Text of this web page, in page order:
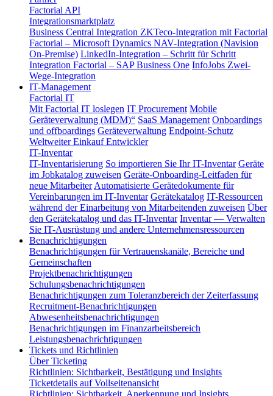
Factorial API
Integrationsmarktplatz
Business Central Integration ZKTeco-Integration mit Factorial
Factorial – Microsoft Dynamics NAV-Integration (Navision
On-Premise) LinkedIn-Integration – Schritt für Schritt
Integration Factorial – SAP Business One InfoJobs Zwei-
Wege-Integration
IT-Management
Factorial IT
Mit Factorial IT loslegen IT Procurement Mobile
Geräteverwaltung (MDM)“ SaaS Management Onboardings
und offboardings Geräteverwaltung Endpoint-Schutz
Weltweiter EinkaufEntwickler
IT-Inventar
IT-Inventarisierung So importieren Sie Ihr IT-Inventar Geräte
im Jobkatalog zuweisen Geräte-Onboarding-Leitfaden für
neue Mitarbeiter Automatisierte Gerätedokumente für
Vereinbarungen im IT-Inventar Gerätekatalog IT-Ressourcen
während der Einarbeitung von Mitarbeitenden zuweisen Über
den Gerätekatalog und das IT-Inventar Inventar — Verwalten
Sie IT-Ausrüstung und andere Unternehmensressourcen
Benachrichtigungen
Benachrichtigungen für Vertrauenskanäle, Bereiche und
Gemeinschaften
Projektbenachrichtigungen
Schulungsbenachrichtigungen
Benachrichtigungen zum Toleranzbereich der Zeiterfassung
Recruitment-Benachrichtigungen
Abwesenheitsbenachrichtigungen
Benachrichtigungen im Finanzarbeitsbereich
Leistungsbenachrichtigungen
Tickets und Richtlinien
Über Ticketing
Richtlinien: Sichtbarkeit, Bestätigung und Insights
Ticketdetails auf Vollseitenansicht
Richtlinien: Sichtbarkeit, Anerkennung und Insights